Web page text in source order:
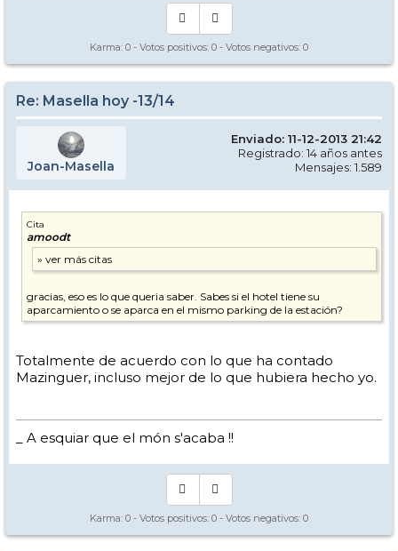
Karma: 0 - Votos positivos: 0 - Votos negativos: 0
Re: Masella hoy -13/14
Joan-Masella
Enviado: 11-12-2013 21:42
Registrado: 14 años antes
Mensajes: 1.589
Cita
amoodt
gracias, eso es lo que queria saber. Sabes si el hotel tiene su
aparcamiento o se aparca en el mismo parking de la estación?
Totalmente de acuerdo con lo que ha contado
Mazinguer, incluso mejor de lo que hubiera hecho yo.
_ A esquiar que el món s'acaba !!
Karma: 0 - Votos positivos: 0 - Votos negativos: 0